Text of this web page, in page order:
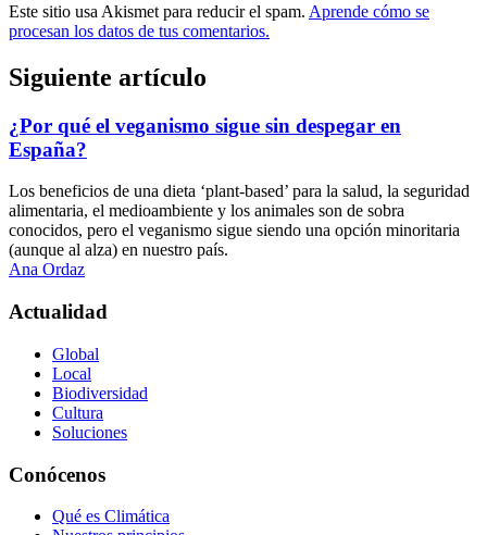
Este sitio usa Akismet para reducir el spam. Aprende cómo se
procesan los datos de tus comentarios.
Siguiente artículo
¿Por qué el veganismo sigue sin despegar en
España?
Los beneficios de una dieta ‘plant-based’ para la salud, la seguridad
alimentaria, el medioambiente y los animales son de sobra
conocidos, pero el veganismo sigue siendo una opción minoritaria
(aunque al alza) en nuestro país.
Ana Ordaz
Actualidad
Global
Local
Biodiversidad
Cultura
Soluciones
Conócenos
Qué es Climática